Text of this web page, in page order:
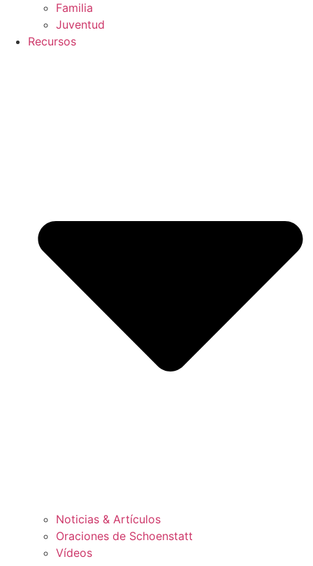
Familia
Juventud
Recursos
Noticias & Artículos
Oraciones de Schoenstatt
Vídeos